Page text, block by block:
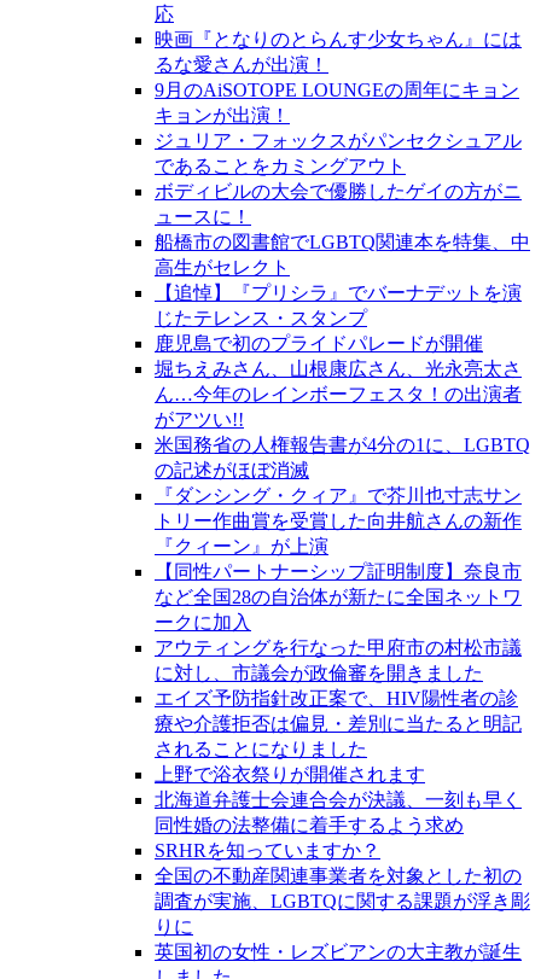
応
映画『となりのとらんす少女ちゃん』には
るな愛さんが出演！
9月のAiSOTOPE LOUNGEの周年にキョン
キョンが出演！
ジュリア・フォックスがパンセクシュアル
であることをカミングアウト
ボディビルの大会で優勝したゲイの方がニ
ュースに！
船橋市の図書館でLGBTQ関連本を特集、中
高生がセレクト
【追悼】『プリシラ』でバーナデットを演
じたテレンス・スタンプ
鹿児島で初のプライドパレードが開催
堀ちえみさん、山根康広さん、光永亮太さ
ん…今年のレインボーフェスタ！の出演者
がアツい!!
米国務省の人権報告書が4分の1に、LGBTQ
の記述がほぼ消滅
『ダンシング・クィア』で芥川也寸志サン
トリー作曲賞を受賞した向井航さんの新作
『クィーン』が上演
【同性パートナーシップ証明制度】奈良市
など全国28の自治体が新たに全国ネットワ
ークに加入
アウティングを行なった甲府市の村松市議
に対し、市議会が政倫審を開きました
エイズ予防指針改正案で、HIV陽性者の診
療や介護拒否は偏見・差別に当たると明記
されることになりました
上野で浴衣祭りが開催されます
北海道弁護士会連合会が決議、一刻も早く
同性婚の法整備に着手するよう求め
SRHRを知っていますか？
全国の不動産関連事業者を対象とした初の
調査が実施、LGBTQに関する課題が浮き彫
りに
英国初の女性・レズビアンの大主教が誕生